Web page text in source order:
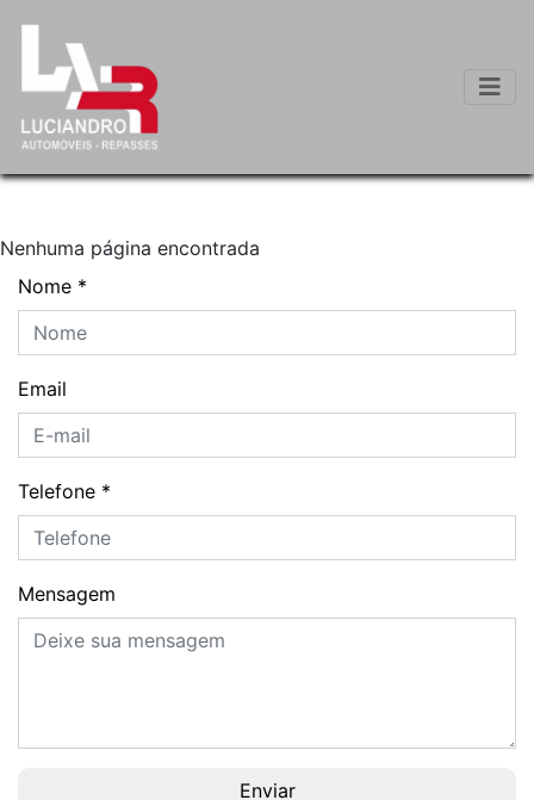
Nenhuma página encontrada
Nome *
Email
Telefone *
Mensagem